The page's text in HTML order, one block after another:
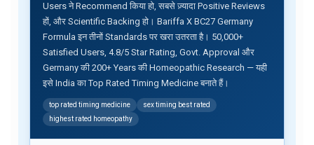
Users ने Recommend किया हो, सबसे ज़्यादा Positive Reviews
हों, और Scientific Backing हो। Bariffa X BC27 Germany
Formula इन तीनों Standards पर खरा उतरता है। 50,000+
Satisfied Users, 4.8/5 Star Rating, Govt. Approval और
Germany की 200+ Years की Homeopathic Research — यही
इसे India का Top Rated Timing Medicine बनाते हैं।
top rated timing medicine
sex timing best rated
highest rated homeopathy